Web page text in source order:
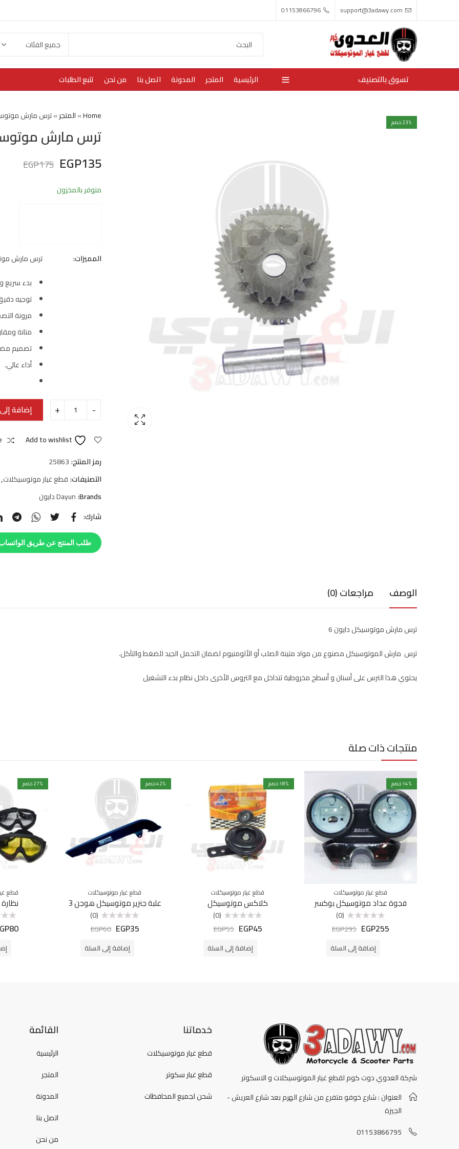
support@3adawy.com
01153866796
تسوق بالتصنيف الرئيسية المتجر المدونة اتصل بنا من نحن تتبع الطلبات
23% خصم
Home
»المتجر»ترس مارش
ترس مارش
EGP135
EGP175
متوفر بالمخزون
المميزات:
ترس مارش
بدء
توجيه
مرونة
متانة
تصميم
أداء عالي.
إضافة
Add to wishlist
رمز المنتج:25863
التصنيفات:قطع غيار موتوسيكلات,
Brands: Dayun دايون
شارك:
طلب المنتج عن طريق
الوصف مراجعات (0)
ترس مارش موتوسيكل دايون 6
ترس مارش الموتوسيكل مصنوع من مواد متينة الصلب أو الألومنيوم لضمان التحمل الجيد للضغط والتآكل.
يحتوي هذا الترس على أسنان و أسطح مخروطية تتداخل مع التروس الأخرى داخل نظام بدء التشغيل
منتجات ذات صلة
14% خصم
قطع غيار موتوسيكلات
فجوة عداد موتوسيكل بوكسر
التقييم
(0)
EGP255
EGP295
إضافة إلى السلة
18% خصم
قطع غيار موتوسيكلات
كلاكس موتوسيكل
التقييم
(0)
EGP45
EGP55
إضافة إلى السلة
42% خصم
قطع غيار موتوسيكلات
علبة جنزير موتوسيكل هوجن 3
التقييم
(0)
EGP35
EGP60
إضافة إلى السلة
27% خصم
قطع
التقييم
80
شركة العدوي دوت كوم لقطع غيار الموتوسيكلات و الاسكوتر
العنوان : شارع خوفو متفرع من شارع الهرم بعد شارع العريش -
الجيزة
01153866795
خدماتنا
قطع غيار موتوسيكلات
قطع غيار سكوتر
شحن لجميع المحافظات
القائمة
الرئيسية
المتجر
المدونة
اتصل بنا
من نحن